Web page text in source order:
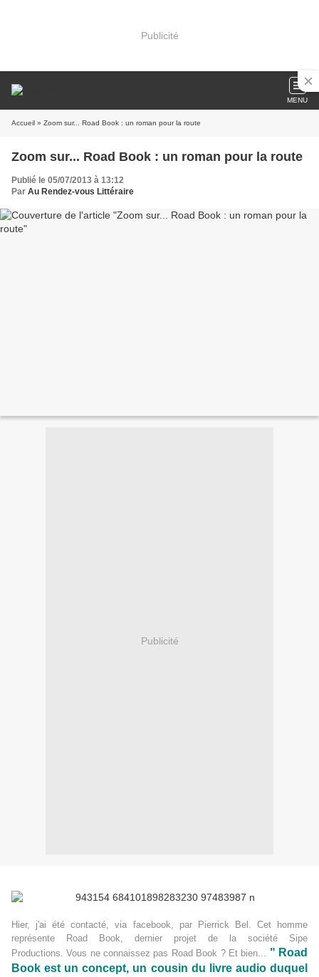
Publicité
MENU
Accueil » Zoom sur... Road Book : un roman pour la route
Zoom sur... Road Book : un roman pour la route
Publié le 05/07/2013 à 13:12
Par Au Rendez-vous Littéraire
Publicité
Hier, j'ai été contacté, via facebook, par Pierrick Bel. Cet homme
représente Road Book, dernier projet de la société Sipe
Productions.Vous ne connaissez pas Road Book ? Et bien... " Road
Book est un concept, un cousin du livre audio duquel